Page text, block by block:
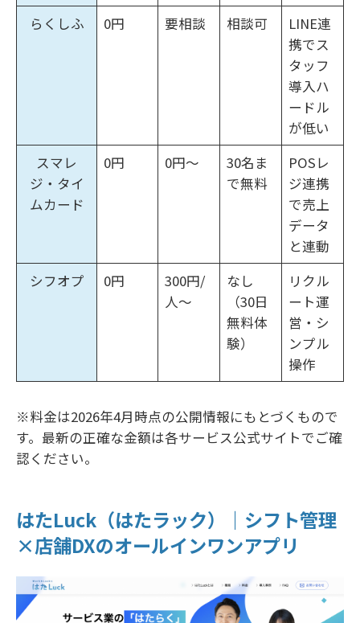
らくしふ
0円 要相談 相談可
LINE連
携でス
タッフ
導入ハ
ードル
が低い
スマレ
ジ・タイ
ムカード
0円 0円〜
30名ま
で無料
POSレ
ジ連携
で売上
データ
と連動
シフオプ
0円
300円/
人〜
なし
（30日
無料体
験）
リクル
ート運
営・シ
ンプル
操作
※料金は2026年4月時点の公開情報にもとづくもので
す。最新の正確な金額は各サービス公式サイトでご確
認ください。
はたLuck（はたラック）｜シフト管理
×店舗DXのオールインワンアプリ